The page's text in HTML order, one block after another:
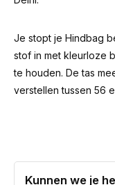
Je stopt je Hindbag
stof in met kleurloze
te houden. De tas
verstellen tussen 56
Kunnen we je